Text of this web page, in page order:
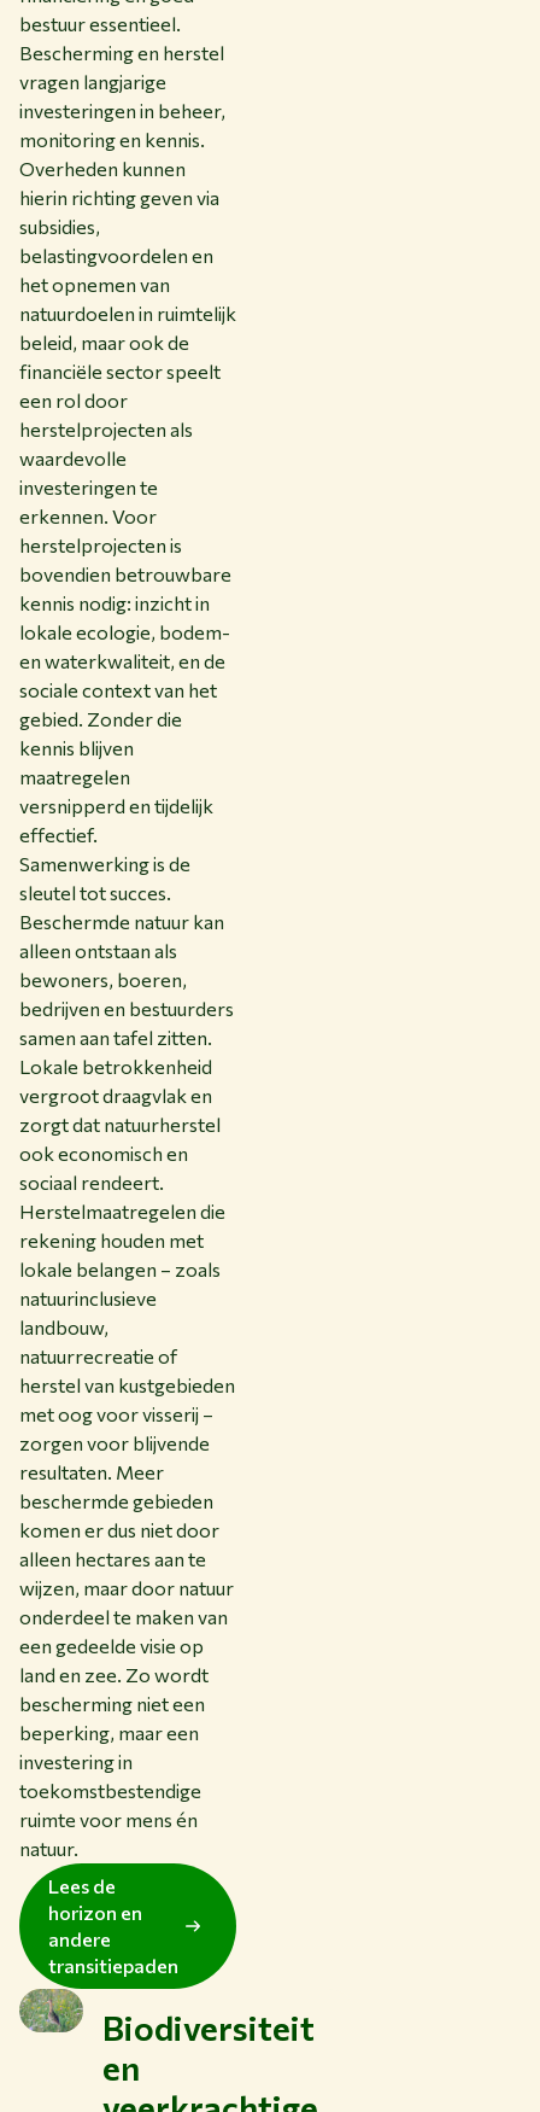
bestuur essentieel.
Bescherming en herstel
vragen langjarige
investeringen in beheer,
monitoring en kennis.
Overheden kunnen
hierin richting geven via
subsidies,
belastingvoordelen en
het opnemen van
natuurdoelen in ruimtelijk
beleid, maar ook de
financiële sector speelt
een rol door
herstelprojecten als
waardevolle
investeringen te
erkennen. Voor
herstelprojecten is
bovendien betrouwbare
kennis nodig: inzicht in
lokale ecologie, bodem-
en waterkwaliteit, en de
sociale context van het
gebied. Zonder die
kennis blijven
maatregelen
versnipperd en tijdelijk
effectief.
Samenwerking is de
sleutel tot succes.
Beschermde natuur kan
alleen ontstaan als
bewoners, boeren,
bedrijven en bestuurders
samen aan tafel zitten.
Lokale betrokkenheid
vergroot draagvlak en
zorgt dat natuurherstel
ook economisch en
sociaal rendeert.
Herstelmaatregelen die
rekening houden met
lokale belangen – zoals
natuurinclusieve
landbouw,
natuurrecreatie of
herstel van kustgebieden
met oog voor visserij –
zorgen voor blijvende
resultaten. Meer
beschermde gebieden
komen er dus niet door
alleen hectares aan te
wijzen, maar door natuur
onderdeel te maken van
een gedeelde visie op
land en zee. Zo wordt
bescherming niet een
beperking, maar een
investering in
toekomstbestendige
ruimte voor mens én
natuur.
Lees de
horizon en
andere
transitiepaden
Biodiversiteit
en